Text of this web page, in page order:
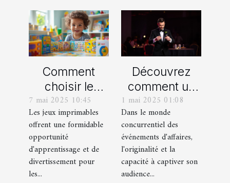
Comment
choisir le
meilleur jeu
imprimable
pour votre
enfant
7 mai 2025 10:45
Les jeux imprimables
offrent une formidable
opportunité
d'apprentissage et de
divertissement pour
les...
Découvrez
comment un
spectacle de
magie
transforme les
événements
professionnels
1 mai 2025 01:08
Dans le monde
concurrentiel des
événements d'affaires,
l'originalité et la
capacité à captiver son
audience...